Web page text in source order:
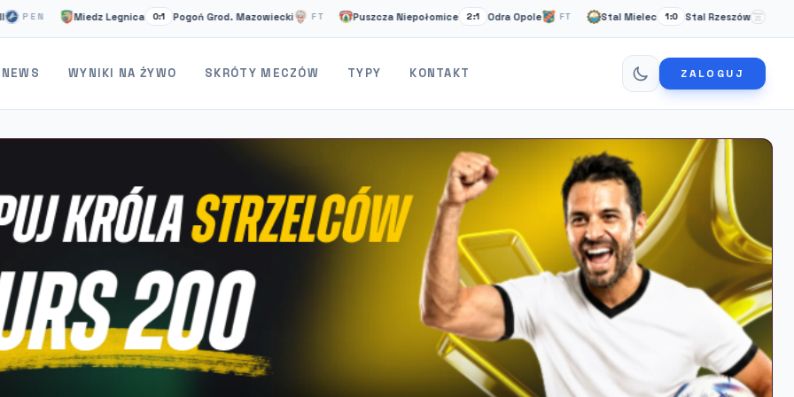
Miedz Legnica 0:1 Pogoń Grod. Mazowiecki FT Puszcza Niepołomice 2:1 Odra Opole FT Stal Mielec 1:0 Stal Rzeszów FT Cardiff
NEWS WYNIKI NA ŻYWO SKRÓTY MECZÓW TYPY KONTAKT ZALOGUJ